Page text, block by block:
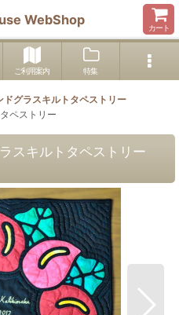
WebShop
カート
ご利用案内 特集
ドグラスキルトタペストリー
ペストリー
スキルトタペストリー